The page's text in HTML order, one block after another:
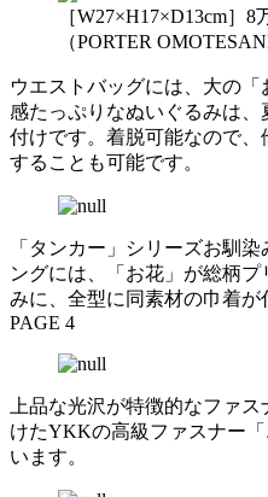
［W27×H17×D13cm］
（PORTER
ウエストバッグには、大の
感たっぷりなぬいぐるみは
付けです。着脱可能なので
することも可能です。
「タンカー」シリーズお馴
ングには、「お花」が総柄
みに、全型に同素材の巾着が
PAGE 4
上品な光沢が特徴的なファ
けたYKKの高級ファスナー
います。